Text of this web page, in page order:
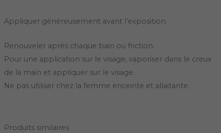
Appliquer généreusement avant l’exposition.
Renouveler après chaque bain ou friction.
Pour une application sur le visage, vaporiser dans le creux
de la main et appliquer sur le visage.
Ne pas utiliser chez la femme enceinte et allaitante.
Produits similaires